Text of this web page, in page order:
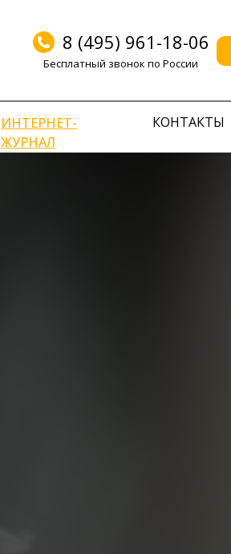
ИНТЕРНЕТ-
ЖУРНАЛ
КОНТАКТЫ
8 (495) 961-18-06
Бесплатный звонок по России